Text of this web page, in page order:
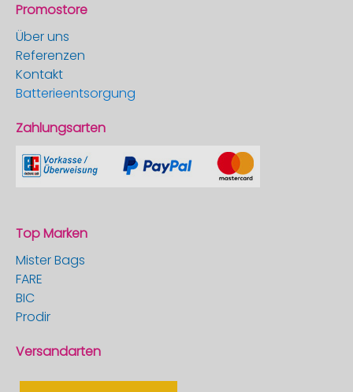
Promostore
Über uns
Referenzen
Kontakt
Batterieentsorgung
Zahlungsarten
Top Marken
Mister Bags
FARE
BIC
Prodir
Versandarten